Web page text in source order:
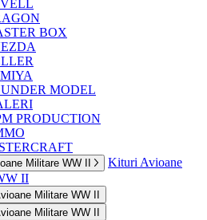
BOX
MODEL
PRODUCTION
Militare WW II
Kituri Avioane
II
Militare WW II
Militare WW II